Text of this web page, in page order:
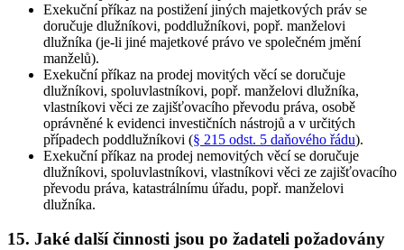
Exekuční příkaz na postižení jiných majetkových práv se
doručuje dlužníkovi, poddlužníkovi, popř. manželovi
dlužníka (je-li jiné majetkové právo ve společném jmění
manželů).
Exekuční příkaz na prodej movitých věcí se doručuje
dlužníkovi, spoluvlastníkovi, popř. manželovi dlužníka,
vlastníkovi věci ze zajišťovacího převodu práva, osobě
oprávněné k evidenci investičních nástrojů a v určitých
případech poddlužníkovi (§ 215 odst. 5 daňového řádu).
Exekuční příkaz na prodej nemovitých věcí se doručuje
dlužníkovi, spoluvlastníkovi, vlastníkovi věci ze zajišťovacího
převodu práva, katastrálnímu úřadu, popř. manželovi
dlužníka.
15. Jaké další činnosti jsou po žadateli požadovány